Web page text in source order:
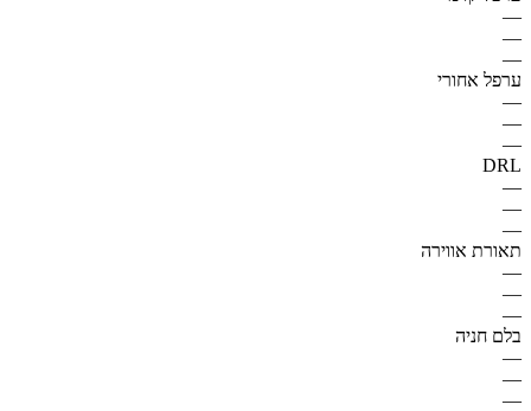
—
—
—
ערפל אחורי
—
—
—
DRL
—
—
—
תאורת אווירה
—
—
—
בלם חניה
—
—
—